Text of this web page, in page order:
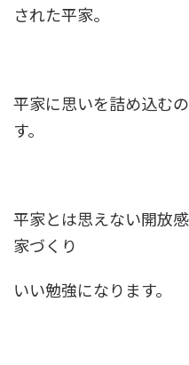
された平家。
平家に思いを詰め込む
す。
平家とは思えない開放
家づくり
いい勉強になります。